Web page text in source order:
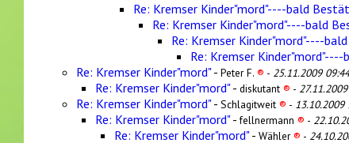
Re: Kremser Kinder"mord"----bald
Re: Kremser Kinder"mord"----bald
Re: Kremser Kinder"mord"----
Re: Kremser
Re: Kremser Kinder"mord"- Peter F. ® - 25.11.2009 09:44
Re: Kremser Kinder"mord"- diskutant ® -
Re: Kremser Kinder"mord"- Schlagitweit ® - 13.10.2009
Re: Kremser Kinder"mord"-fellnermann ® -
Re: Kremser Kinder"mord"- Wähler® -